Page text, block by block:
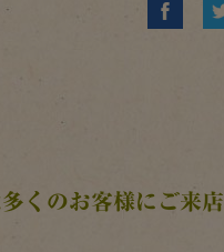
くのお客様にご来店